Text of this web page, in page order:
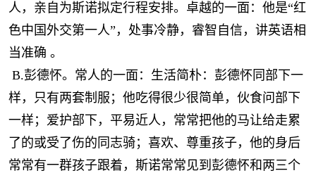
人，亲自为斯诺拟定行程安排。卓越的一面：他是“红
色中国外交第一人”，处事冷静，睿智自信，讲英语相
当准确 。
B.彭德怀。常人的一面：生活简朴：彭德怀同部下一
样，只有两套制服；他吃得很少很简单，伙食问部下
一样；爱护部下，平易近人，常常把他的马让给走累
了的或受了伤的同志骑；喜欢、尊重孩子，他的身后
常常有一群孩子跟着，斯诺常常见到彭德怀和两三个